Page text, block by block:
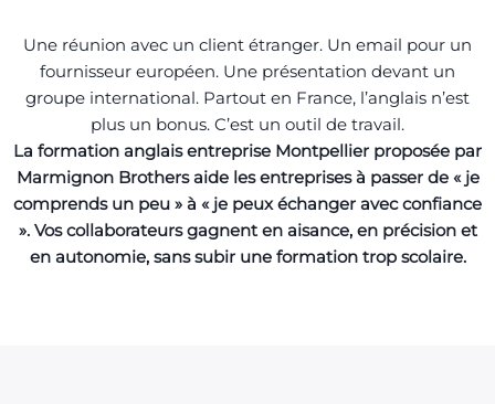
Une réunion avec un client étranger. Un email pour un
fournisseur européen. Une présentation devant un
groupe international. Partout en France, l’anglais n’est
plus un bonus. C’est un outil de travail.
La formation anglais entreprise Montpellier proposée par
Marmignon Brothers aide les entreprises à passer de « je
comprends un peu » à « je peux échanger avec confiance
». Vos collaborateurs gagnent en aisance, en précision et
en autonomie, sans subir une formation trop scolaire.